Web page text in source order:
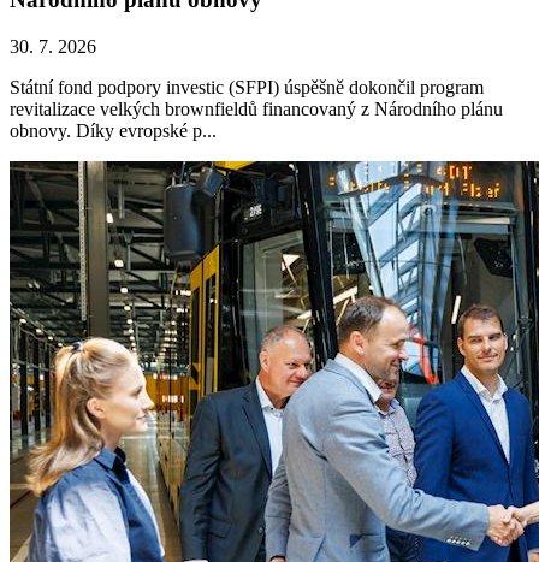
30. 7. 2026
Státní fond podpory investic (SFPI) úspěšně dokončil program
revitalizace velkých brownfieldů financovaný z Národního plánu
obnovy. Díky evropské p...